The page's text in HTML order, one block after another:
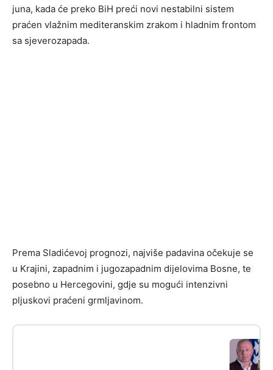
juna, kada će preko BiH preći novi nestabilni sistem
praćen vlažnim mediteranskim zrakom i hladnim frontom
sa sjeverozapada.
Prema Sladićevoj prognozi, najviše padavina očekuje se
u Krajini, zapadnim i jugozapadnim dijelovima Bosne, te
posebno u Hercegovini, gdje su mogući intenzivni
pljuskovi praćeni grmljavinom.